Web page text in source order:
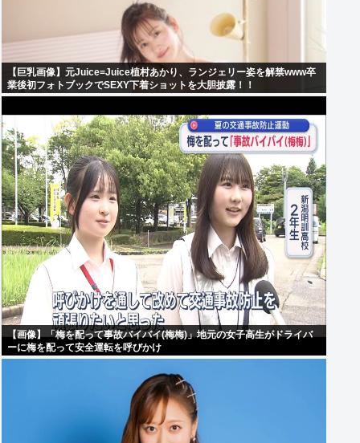
【巨乳画像】元Juice=Juice植村あかり、ランジェリー姿を解禁www卒
業後初フォトブックでSEXY下着ショットを大胆披露！！
【画像】「梅を配って事故バイバイ(梅梅)」地元の女子高生がドライバ
ーに梅を配って安全運転を呼びかけ